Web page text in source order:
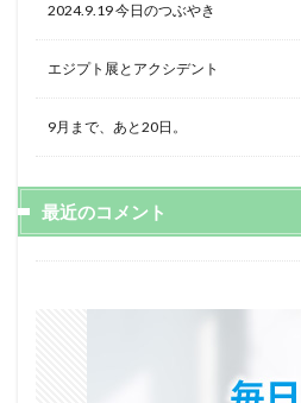
2024.9.19 今日のつぶやき
エジプト展とアクシデント
9月まで、あと20日。
最近のコメント